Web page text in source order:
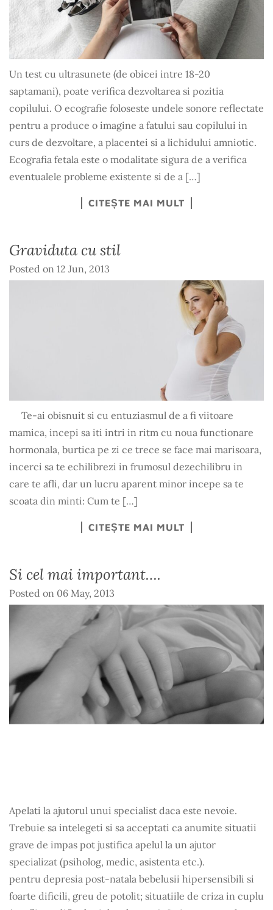
Un test cu ultrasunete (de obicei intre 18-20
saptamani), poate verifica dezvoltarea si pozitia
copilului. O ecografie foloseste undele sonore reflectate
pentru a produce o imagine a fatului sau copilului in
curs de dezvoltare, a placentei si a lichidului amniotic.
Ecografia fetala este o modalitate sigura de a verifica
eventualele probleme existente si de a […]
CITEȘTE MAI MULT
Graviduta cu stil
Posted on 12 Jun, 2013
Te-ai obisnuit si cu entuziasmul de a fi viitoare
mamica, incepi sa iti intri in ritm cu noua functionare
hormonala, burtica pe zi ce trece se face mai marisoara,
incerci sa te echilibrezi in frumosul dezechilibru in
care te afli, dar un lucru aparent minor incepe sa te
scoata din minti: Cum te […]
CITEȘTE MAI MULT
Si cel mai important….
Posted on 06 May, 2013
Apelati la ajutorul unui specialist daca este nevoie.
Trebuie sa intelegeti si sa acceptati ca anumite situatii
grave de impas pot justifica apelul la un ajutor
specializat (psiholog, medic, asistenta etc.).
pentru depresia post-natala bebelusii hipersensibili si
foarte dificili, greu de potolit; situatiile de criza in cuplu